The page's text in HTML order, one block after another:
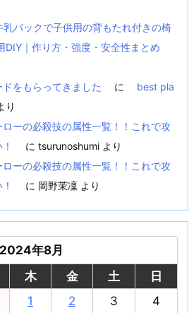
乳パックで子供用の背もたれ付きの椅
DIY｜作り方・強度・安全性まとめ
をもらってきました
に
best pla
り
ローの必殺技の属性一覧！！これで攻
に tsurunoshumi より
ローの必殺技の属性一覧！！これで攻
に 岡野茉凜 より
2024年8月
木 金 土 日
1 2 3
4